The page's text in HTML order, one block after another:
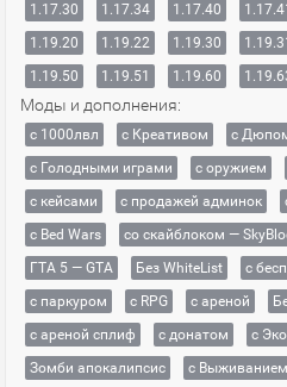
1.17.30
1.17.34 1.17.40 1.17.41
1.19.20
1.19.22 1.19.30 1.19.31
1.19.50
1.19.51 1.19.60
Моды и дополнения:
с 1000лвл c Креативом с
с Голодными играми
с оружием
с кейсами
с продажей админок
с Bed Wars
со скайблоком —
ГТА 5 — GTA
Без WhiteList
с
с паркуром
с RPG с ареной
с ареной сплиф
с донатом с
Зомби апокалипсис
с Выживанием